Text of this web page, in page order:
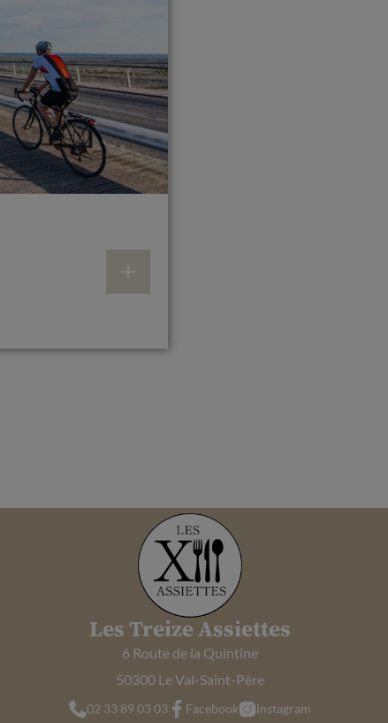
Les Treize Assiettes
6 Route de la Quintine
50300 Le Val-Saint-Père
02 33 89 03 03 Facebook Instagram